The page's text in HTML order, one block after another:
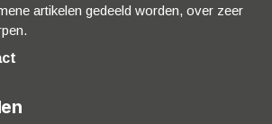
artikelen gedeeld worden, over zeer